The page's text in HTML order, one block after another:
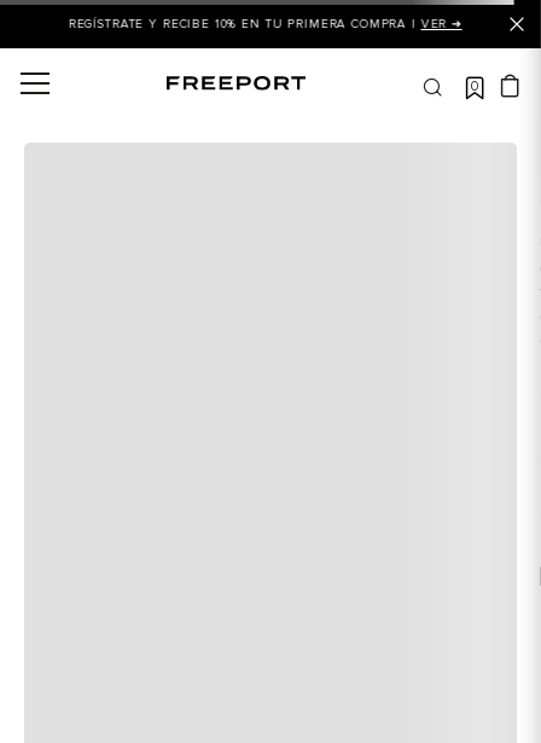
REGÍSTRATE Y RECIBE 10% EN TU PRIMERA COMPRA |VER ➜
0